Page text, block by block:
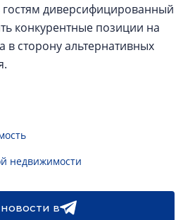
диверсифицированный
конкурентные позиции на
сторону альтернативных
недвижимости
новости в